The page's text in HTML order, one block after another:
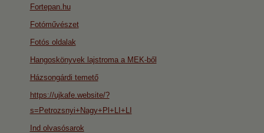
Fortepan.hu
Fotóművészet
Fotós oldalak
Hangoskönyvek lajstroma a MEK-ből
Házsongárdi temető
https://ujkafe.website/?
s=Petrozsnyi+Nagy+Pl+LI+LI
Ind olvasósarok